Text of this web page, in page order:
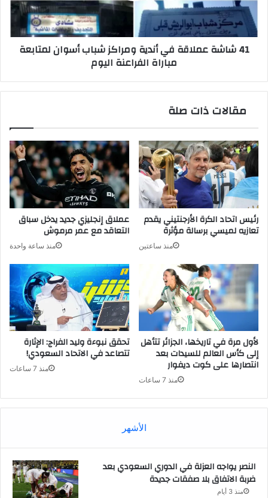
شباب
أسوان
لمتابعة
مباراة 41 شاشة عملاقة في أندية ومراكز شباب أسوان لمتابعة
مباراة الفراعنة اليوم
مقالات ذات صلة
عملاق إنجليزي جديد يدخل سباق
التعاقد مع عمر مرموش
منذ ساعة واحدة
رئيس اتحاد الكرة الأرجنتيني يقدم
تعازيه لميسي برسالة مؤثرة
منذ ساعتين
تحقق نبوءة وليد الفراج: الإثارة
تتصاعد في الاتحاد السعودي!
منذ 7 ساعات
لأول مرة في تاريخها، الجزائر تتأهل
إلى كأس العالم للسيدات بعد
انتصارها على كوت ديفوار
منذ 7 ساعات
الأشهر
النصر يواجه العزلة في الدوري السعودي بعد
ضربة الاتفاق بلا صفقات جديدة
منذ 3 أيام